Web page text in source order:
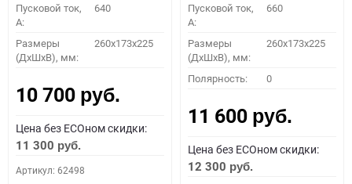
Пусковой ток,
A:
640
Размеры
(ДхШхВ), мм:
260x173x225
10 700 руб.
Цена без ECOном скидки:
11 300 руб.
Артикул: 62498
Пусковой ток,
A:
660
Размеры
(ДхШхВ), мм:
260x173x225
Полярность: 0
11 600 руб.
Цена без ECOном скидки:
12 300 руб.